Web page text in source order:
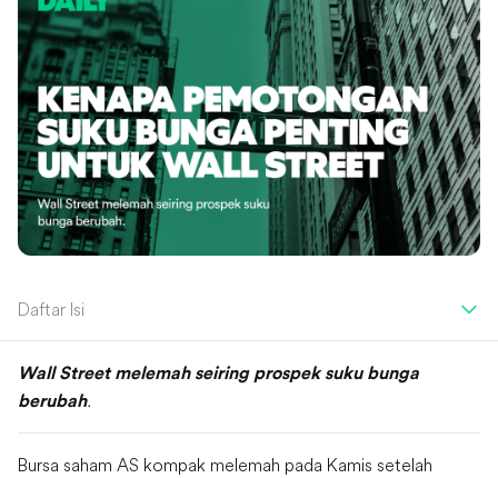
Daftar Isi
Wall Street melemah seiring prospek suku bunga
berubah.
Bursa saham AS kompak melemah pada Kamis setelah